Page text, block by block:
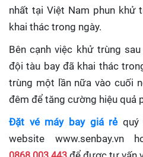
nhất tại Việt Nam phun khử
khai thác trong ngày.
Bên cạnh việc khử trùng
đội tàu bay đã khai thác
trùng một lần nữa vào cuối
đêm để tăng cường hiệu quả
Đặt vé máy bay giá rẻ quý
website